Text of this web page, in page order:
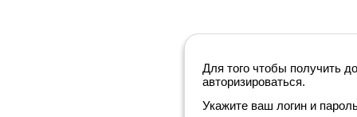
Для того чтобы получить
авторизироваться.
Укажите ваш логин и